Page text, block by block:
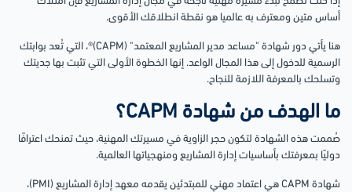
أساس متين ومعترف به عالميا هو نقطة انطلاقك الأقوى.
هنا يأتي دور شهادة "مساعد مدير المشاريع المعتمد" (CAPM)®، التي تُعد بوابتك
الرسمية للدخول إلى هذا المجال الواعد. إنها الخطوة الأولى التي تثبت بها جديتك
وتسلحك بالمعرفة اللازمة للنجاح.
ما الهدف من شهادة CAPM؟
صُممت هذه الشهادة لتكون حجر الزاوية في مسيرتك المهنية، حيث تمنحك اعترافًا
دوليًا بمعرفتك بأساسيات إدارة المشاريع ومنهجياتها العالمية.
شهادة CAPM هي اعتماد مهني للمبتدئين يقدمه معهد إدارة المشاريع (PMI)،